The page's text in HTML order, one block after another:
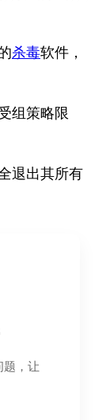
杀毒软件，
组策略限
退出其所有
题，让